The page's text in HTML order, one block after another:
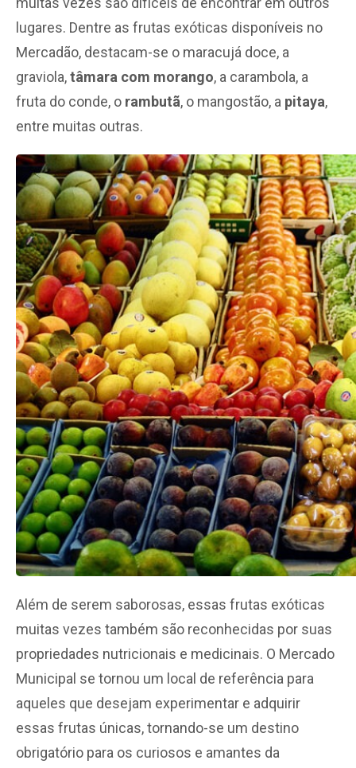
lugares. Dentre as frutas exóticas disponíveis no
Mercadão, destacam-se o maracujá doce, a
graviola,tâmara com morango, a carambola, a
fruta do conde, o rambutã, o mangostão, a pitaya,
entre muitas outras.
Além de serem saborosas, essas frutas exóticas
muitas vezes também são reconhecidas por suas
propriedades nutricionais e medicinais. O Mercado
Municipal se tornou um local de referência para
aqueles que desejam experimentar e adquirir
essas frutas únicas, tornando-se um destino
obrigatório para os curiosos e amantes da